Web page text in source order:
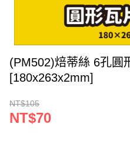
(PM502)焙蒂絲 6孔圓形瓦片餅乾模(PM502)
[180x263x2mm]
NT$105
NT$70